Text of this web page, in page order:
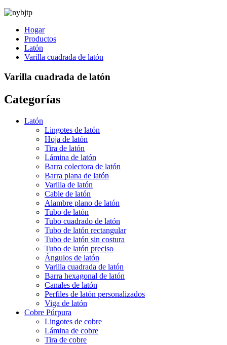
Hogar
Productos
Latón
Varilla cuadrada de latón
Varilla cuadrada de latón
Categorías
Latón
Lingotes de latón
Hoja de latón
Tira de latón
Lámina de latón
Barra colectora de latón
Barra plana de latón
Varilla de latón
Cable de latón
Alambre plano de latón
Tubo de latón
Tubo cuadrado de latón
Tubo de latón rectangular
Tubo de latón sin costura
Tubo de latón preciso
Ángulos de latón
Varilla cuadrada de latón
Barra hexagonal de latón
Canales de latón
Perfiles de latón personalizados
Viga de latón
Cobre Púrpura
Lingotes de cobre
Lámina de cobre
Tira de cobre